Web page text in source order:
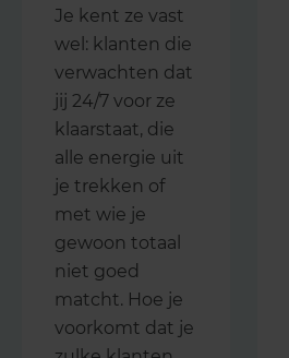
Je kent ze vast
wel: klanten die
verwachten dat
jij 24/7 voor ze
klaarstaat, die
alle energie uit
je trekken of
met wie je
gewoon totaal
niet goed
matcht. Hoe je
voorkomt dat je